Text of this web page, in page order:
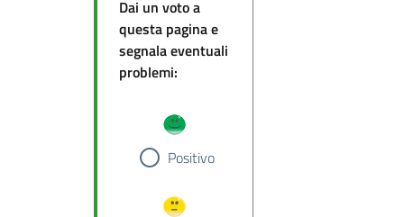
Dai un voto a
questa pagina e
segnala eventuali
problemi:
Positivo